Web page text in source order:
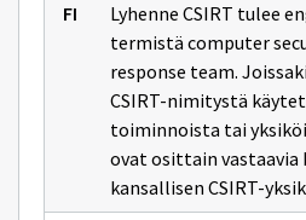
Lyhenne CSIRT tulee
termistä computer
response team.
CSIRT-nimitystä
toiminnoista tai
ovat osittain vastaavia
kansallisen CSIRT-